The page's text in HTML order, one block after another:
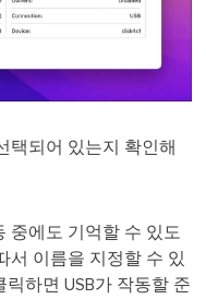
택되어 있는지 확인해
중에도 기억할 수 있도
서 이름을 지정할 수 있
하면 USB가 작동할 준